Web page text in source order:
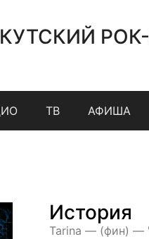
ТВ АФИША
История
Tarina — (фин) —